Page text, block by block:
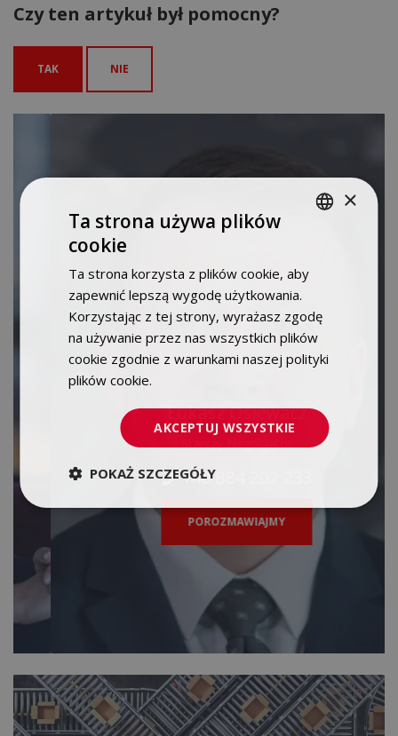
Czy ten artykuł był pomocny?
TAK NIE
Łukasz Osiewacz
Starszy Negocjator
+48 884 202 233
POROZMAWIAJMY
ENGLISH
×
Ta strona używa plików
cookie
Ta strona korzysta z plików cookie, aby
zapewnić lepszą wygodę użytkowania.
Korzystając z tej strony, wyrażasz zgodę
na używanie przez nas wszystkich plików
cookie zgodnie z warunkami naszej polityki
plików cookie.
AKCEPTUJ WSZYSTKIE
POKAŻ SZCZEGÓŁY